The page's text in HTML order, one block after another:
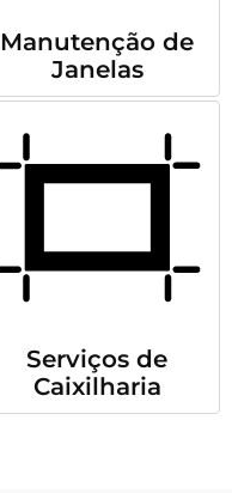
Manutenção de
Janelas
Serviços de
Caixilharia